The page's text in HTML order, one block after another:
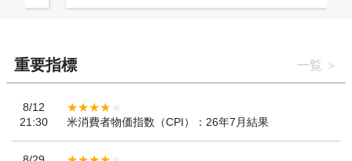
重要指標 一覧
8/12
21:30
米消費者物価指数（CPI）：26年7月結果